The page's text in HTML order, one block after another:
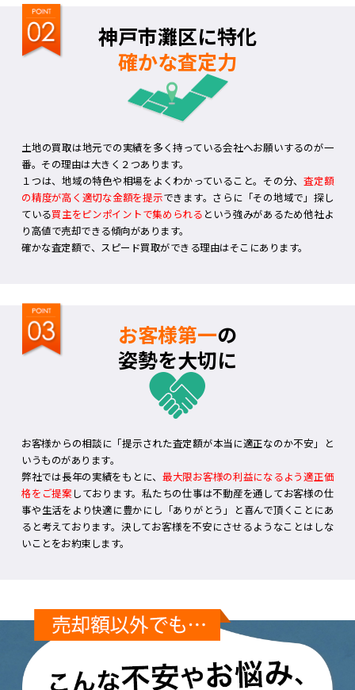
神戸市灘区に特化
確かな査定力
土地の買取は地元での実績を多く持っている会社へお願いするのが一
番。その理由は大きく２つあります。
１つは、地域の特色や相場をよくわかっていること。その分、 査定額
の精度が高く適切な金額を提示できます。さらに「その地域で」探し
ている買主をピンポイントで集められる という強みがあるため他社よ
り高値で売却できる傾向があります。
確かな査定額で、スピード買取ができる理由はそこにあります。
お客様第一の
姿勢を大切に
お客様からの相談に「提示された査定額が本当に適正なのか不安」と
いうものがあります。
弊社では長年の実績をもとに、最大限お客様の利益になるよう適正価
格をご提案 しております。私たちの仕事は不動産を通してお客様の仕
事や生活をより快適に豊かにし「ありがとう」と喜んで頂くことにあ
ると考えております。決してお客様を不安にさせるようなことはしな
いことをお約束します。